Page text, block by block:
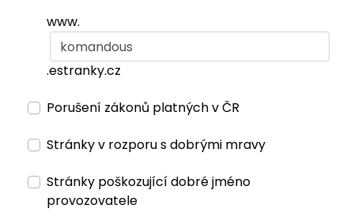
www.
.estranky.cz
Porušení zákonů platných v ČR
Stránky v rozporu s dobrými mravy
Stránky poškozující dobré jméno
provozovatele